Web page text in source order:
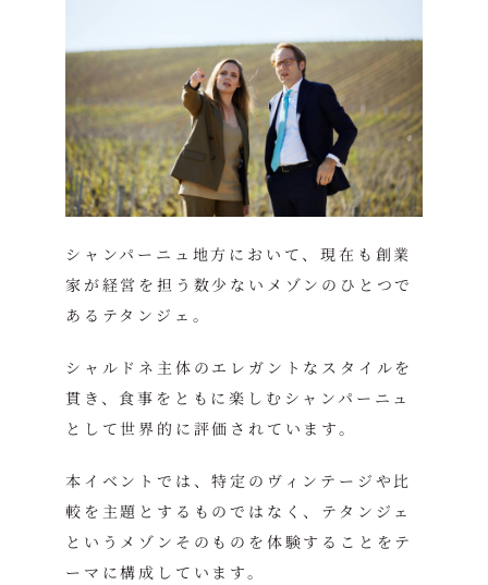
シャンパーニュ地方において、現在も創業
家が経営を担う数少ないメゾンのひとつで
あるテタンジェ。
シャルドネ主体のエレガントなスタイルを
貫き、食事をともに楽しむシャンパーニュ
として世界的に評価されています。
本イベントでは、特定のヴィンテージや比
較を主題とするものではなく、テタンジェ
というメゾンそのものを体験することをテ
ーマに構成しています。